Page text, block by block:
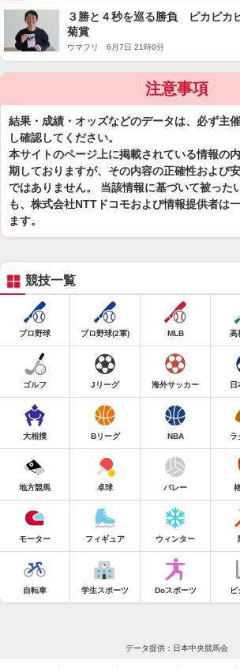
３勝と４秒を巡る勝負 ピカピカ
菊賞
ウマフリ 6月7日 21時0分
注意事項
結果・成績・オッズなどのデータは、必ず主
し確認してください。
本サイトのページ上に掲載されている情報の
期しておりますが、その内容の正確性および
ではありません。 当該情報に基づいて被った
も、株式会社NTTドコモおよび情報提供者は
ます。
競技一覧
プロ野球 プロ野球(2軍) MLB 高
ゴルフ Jリーグ 海外サッカー 日
大相撲 Bリーグ NBA ラ
地方競馬 卓球 バレー
モーター フィギュア ウィンター
自転車 学生スポーツ Doスポーツ ビ
データ提供：日本中央競馬会